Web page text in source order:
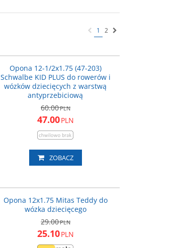
1 2
Opona 12-1/2x1.75 (47-203)
Schwalbe KID PLUS do rowerów i
wózków dziecięcych z warstwą
antyprzebiciową
60.00PLN
47.00PLN
ZOBACZ
Opona 12x1.75 Mitas Teddy do
wózka dziecięcego
29.00PLN
25.10PLN